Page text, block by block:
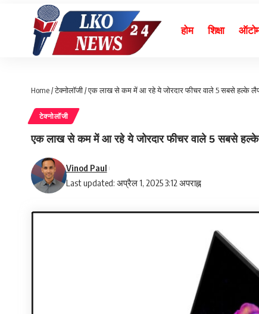
होम शिक्षा
Home/टेक्नोलॉजी/एक लाख से कम में आ रहे ये जोरदार फीचर वाले 5 सबसे हल्‍के
टेक्नोलॉजी
एक लाख से कम में आ रहे ये जोरदार फीचर वाले 5 सबसे हल्‍के
Last updated: अप्रैल 1, 2025 3:12 अपराह्न
Vinod Paul